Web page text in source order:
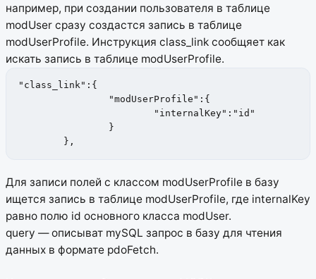
например, при создании пользователя в таблице
modUser сразу создастся запись в таблице
modUserProfile. Инструкция class_link сообщяет как
искать запись в таблице modUserProfile.
"class_link":{
	},
Для записи полей с классом modUserProfile в базу
ищется запись в таблице modUserProfile, где internalKey
равно полю id основного класса modUser.
query — описыват mySQL запрос в базу для чтения
данных в формате pdoFetch.